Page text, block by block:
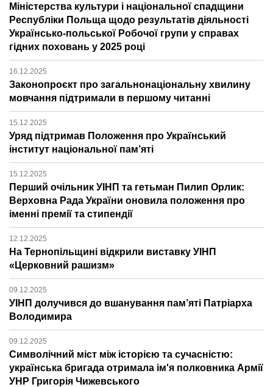
Міністерства культури і національної спадщини
Республіки Польща щодо результатів діяльності
Українсько-польської Робочої групи у справах
гідних поховань у 2025 році
16.12.2025
Законопроєкт про загальнонаціональну хвилину
мовчання підтримали в першому читанні
15.12.2025
Уряд підтримав Положення про Український
інститут національної пам’яті
15.12.2025
Перший очільник УІНП та гетьман Пилип Орлик:
Верховна Рада України оновила положення про
іменні премії та стипендії
12.12.2025
На Тернопільщині відкрили виставку УІНП
«Церковний рашизм»
09.12.2025
УІНП долучився до вшанування пам’яті Патріарха
Володимира
09.12.2025
Символічний міст між історією та сучасністю:
українська бригада отримала ім'я полковника Армії
УНР Григорія Чижевського